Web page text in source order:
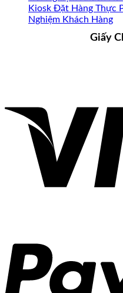
Kiosk Đặt Hàng Thực
Nghiệm Khách Hàng
Giấy